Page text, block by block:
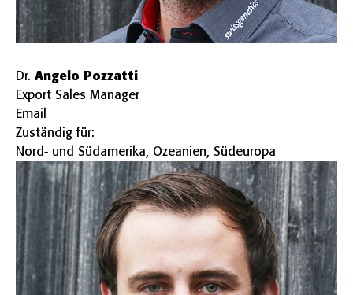
Dr. Angelo Pozzatti
Export Sales Manager
Email
Zuständig für:
Nord- und Südamerika, Ozeanien, Südeuropa